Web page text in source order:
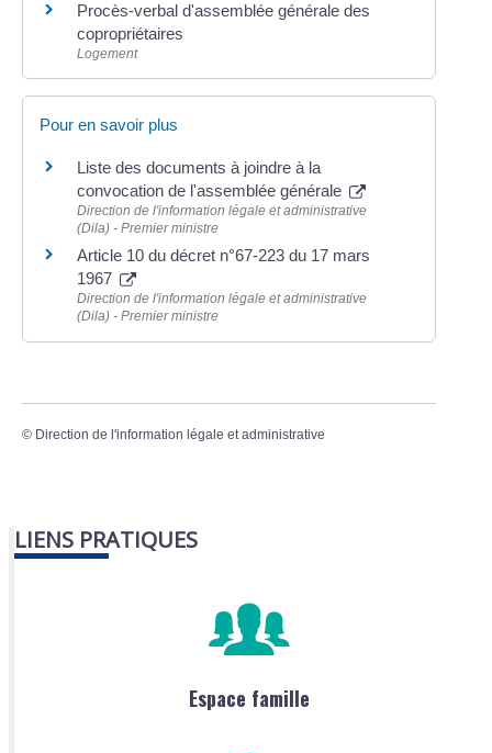
Procès-verbal d'assemblée générale des
copropriétaires
Logement
Pour en savoir plus
Liste des documents à joindre à la
convocation de l'assemblée générale
Direction de l'information légale et administrative
(Dila) - Premier ministre
Article 10 du décret n°67-223 du 17 mars
1967
Direction de l'information légale et administrative
(Dila) - Premier ministre
© Direction de l'information légale et administrative
LIENS PRATIQUES
Espace famille